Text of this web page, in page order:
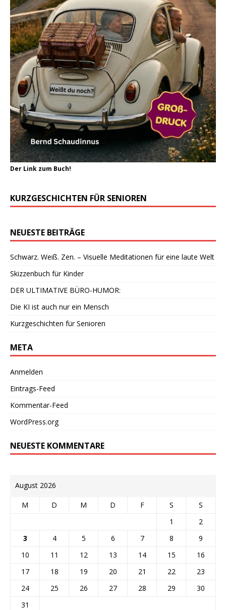
Der Link zum Buch!
KURZGESCHICHTEN FÜR SENIOREN
NEUESTE BEITRÄGE
Schwarz. Weiß. Zen. – Visuelle Meditationen für eine laute Welt
Skizzenbuch für Kinder
DER ULTIMATIVE BÜRO-HUMOR:
Die KI ist auch nur ein Mensch
Kurzgeschichten für Senioren
META
Anmelden
Eintrags-Feed
Kommentar-Feed
WordPress.org
NEUESTE KOMMENTARE
August 2026
M D M D F S
S
1
2
3
4 5 6 7 8
9
10
11 12 13 14 15
16
17
18 19 20 21 22
23
24
25 26 27 28 29
30
31